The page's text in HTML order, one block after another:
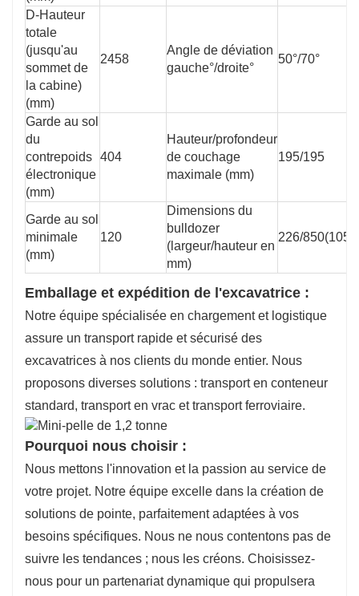
D-Hauteur
totale
(jusqu'au
sommet de
la cabine)
(mm)
2458
Angle de déviation
gauche°/droite°
50°/70°
Garde au sol
du
contrepoids
électronique
(mm)
404
Hauteur/profondeur
de couchage
maximale (mm)
195/195
Garde au sol
minimale
(mm)
120
Dimensions du
bulldozer
(largeur/hauteur en
mm)
226/
Emballage et expédition de l'excavatrice :
Notre équipe spécialisée en chargement et logistique
assure un transport rapide et sécurisé des
excavatrices à nos clients du monde entier. Nous
proposons diverses solutions : transport en conteneur
standard, transport en vrac et transport ferroviaire.
Pourquoi nous choisir :
Nous mettons l'innovation et la passion au service de
votre projet. Notre équipe excelle dans la création de
solutions de pointe, parfaitement adaptées à vos
besoins spécifiques. Nous ne nous contentons pas de
suivre les tendances ; nous les créons. Choisissez-
nous pour un partenariat dynamique qui propulsera